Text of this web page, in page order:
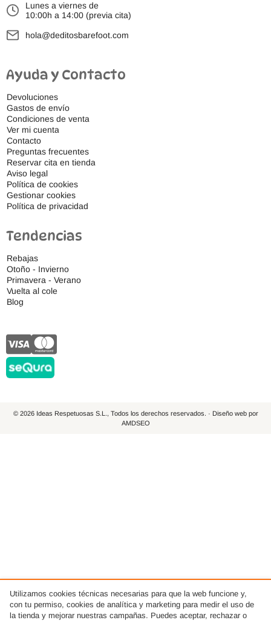
Lunes a viernes de
10:00h a 14:00 (previa cita)
hola@deditosbarefoot.com
Ayuda y Contacto
Devoluciones
Gastos de envío
Condiciones de venta
Ver mi cuenta
Contacto
Preguntas frecuentes
Reservar cita en tienda
Aviso legal
Política de cookies
Gestionar cookies
Política de privacidad
Tendencias
Rebajas
Otoño - Invierno
Primavera - Verano
Vuelta al cole
Blog
© 2026 Ideas Respetuosas S.L., Todos los derechos reservados. · Diseño web por
AMDSEO
Utilizamos cookies técnicas necesarias para que la web funcione y,
con tu permiso, cookies de analítica y marketing para medir el uso de
la tienda y mejorar nuestras campañas. Puedes aceptar, rechazar o